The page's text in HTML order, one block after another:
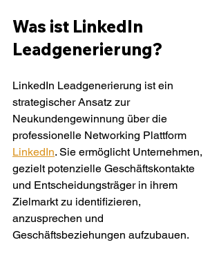
Was ist LinkedIn
Leadgenerierung?
LinkedIn Leadgenerierung ist ein
strategischer Ansatz zur
Neukundengewinnung über die
professionelle Networking Plattform
LinkedIn. Sie ermöglicht Unternehmen,
gezielt potenzielle Geschäftskontakte
und Entscheidungsträger in ihrem
Zielmarkt zu identifizieren,
anzusprechen und
Geschäftsbeziehungen aufzubauen.